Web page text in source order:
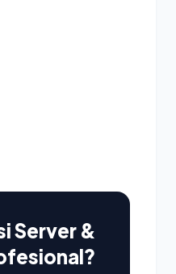
Server &